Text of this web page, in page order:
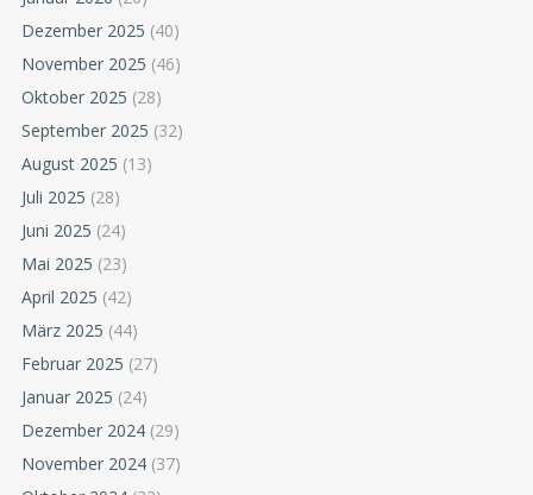
Dezember 2025 (40)
November 2025 (46)
Oktober 2025 (28)
September 2025 (32)
August 2025 (13)
Juli 2025 (28)
Juni 2025 (24)
Mai 2025 (23)
April 2025 (42)
März 2025 (44)
Februar 2025 (27)
Januar 2025 (24)
Dezember 2024 (29)
November 2024 (37)